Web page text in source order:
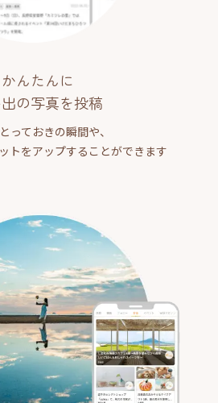
かんたんに
の写真を投稿
っておきの瞬間や、
トをアップすることができます